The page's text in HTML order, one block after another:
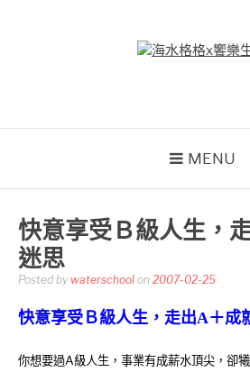
MENU
快意享受Ｂ級人生，
迷思
Posted by waterschool on 2007-02-25
快意享受Ｂ級人生，走出A＋成
你想要過A級人生，事業有成薪水頂尖，卻